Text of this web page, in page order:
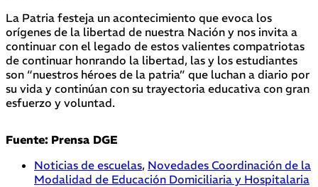
La Patria festeja un acontecimiento que evoca los
orígenes de la libertad de nuestra Nación y nos invita a
continuar con el legado de estos valientes compatriotas
de continuar honrando la libertad, las y los estudiantes
son “nuestros héroes de la patria” que luchan a diario por
su vida y continúan con su trayectoria educativa con gran
esfuerzo y voluntad.
Fuente: Prensa DGE
Noticias de escuelas, Novedades Coordinación de la
Modalidad de Educación Domiciliaria y Hospitalaria